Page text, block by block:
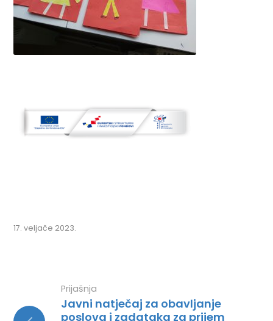
17. veljače 2023.
Prijašnja
Javni natječaj za obavljanje
poslova i zadataka za prijem